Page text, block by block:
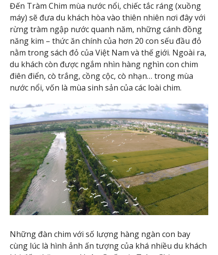
Đến Tràm Chim mùa nước nổi, chiếc tắc ráng (xuồng
máy) sẽ đưa du khách hòa vào thiên nhiên nơi đây với
rừng tràm ngập nước quanh năm, những cánh đồng
năng kim – thức ăn chính của hơn 20 con sếu đầu đỏ
nằm trong sách đỏ của Việt Nam và thế giới. Ngoài ra,
du khách còn được ngắm nhìn hàng nghìn con chim
điên điển, cò trắng, cồng cộc, cò nhạn… trong mùa
nước nổi, vốn là mùa sinh sản của các loài chim.
Những đàn chim với số lượng hàng ngàn con bay
cùng lúc là hình ảnh ấn tượng của khá nhiều du khách